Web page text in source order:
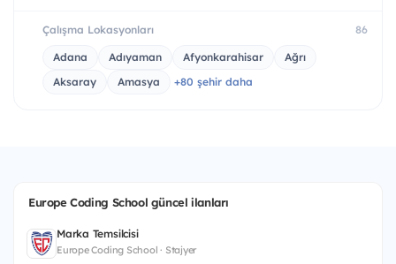
Çalışma Lokasyonları 86
Adana Adıyaman Afyonkarahisar
Ağrı
Aksaray
Amasya +80 şehir daha
Europe Coding School güncel ilanları
Marka Temsilcisi
Europe Coding School · Stajyer